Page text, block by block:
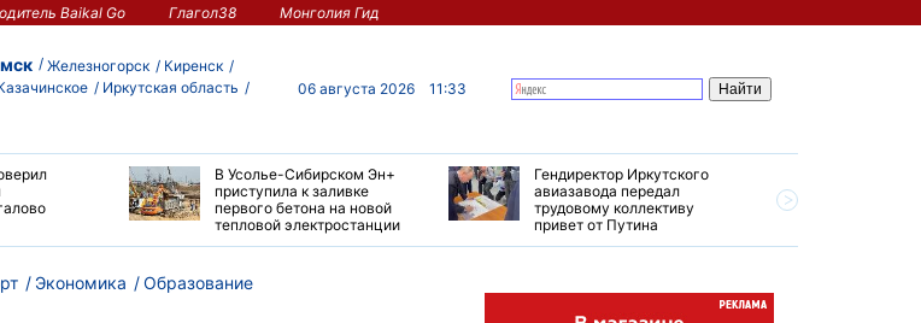
Baikal Go Глагол38 Монголия Гид
Железногорск
Киренск
Иркутская область
06 августа 2026 11:33
В Усолье-Сибирском Эн+
приступила к заливке
первого бетона на новой
тепловой электростанции
Гендиректор Иркутского
авиазавода передал
трудовому коллективу
привет от Путина
Экономика Образование